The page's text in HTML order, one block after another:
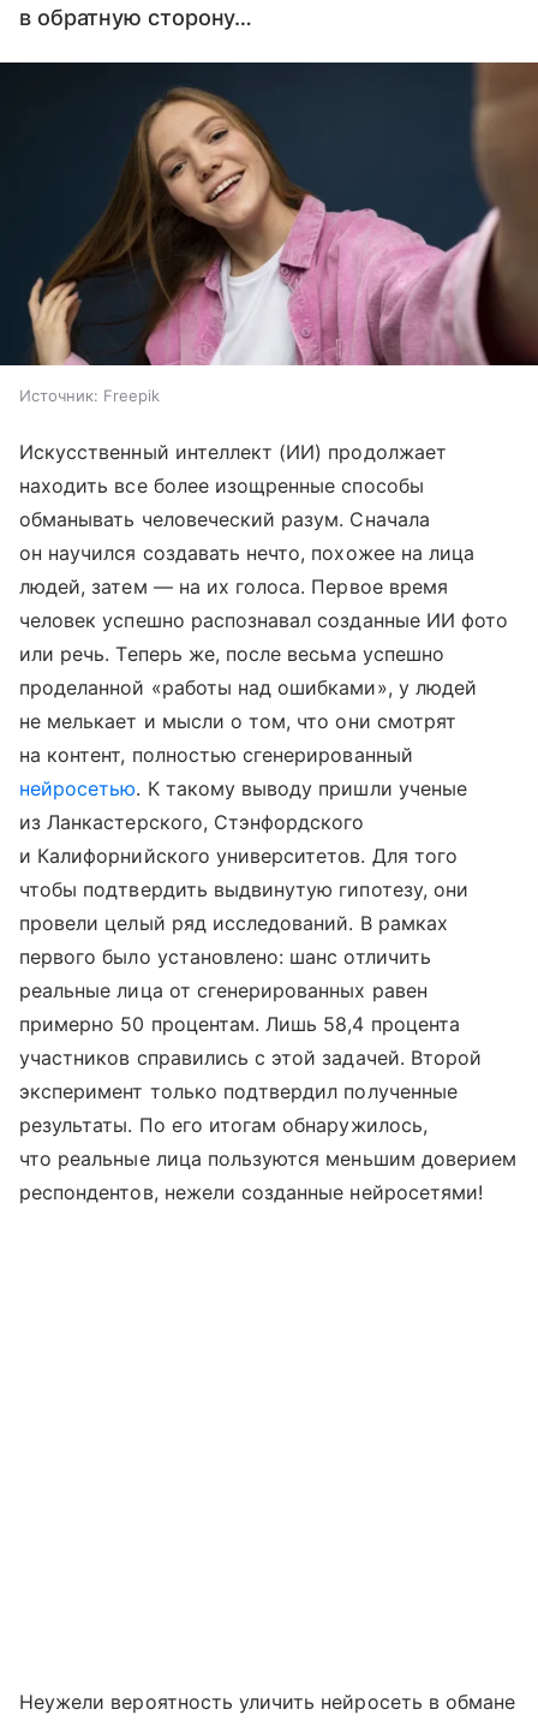
в обратную сторону…
Источник: Freepik
Искусственный интеллект (ИИ) продолжает
находить все более изощренные способы
обманывать человеческий разум. Сначала
он научился создавать нечто, похожее на лица
людей, затем — на их голоса. Первое время
человек успешно распознавал созданные ИИ фото
или речь. Теперь же, после весьма успешно
проделанной «работы над ошибками», у людей
не мелькает и мысли о том, что они смотрят
на контент, полностью сгенерированный
нейросетью. К такому выводу пришли ученые
из Ланкастерского, Стэнфордского
и Калифорнийского университетов. Для того
чтобы подтвердить выдвинутую гипотезу, они
провели целый ряд исследований. В рамках
первого было установлено: шанс отличить
реальные лица от сгенерированных равен
примерно 50 процентам. Лишь 58,4 процента
участников справились с этой задачей. Второй
эксперимент только подтвердил полученные
результаты. По его итогам обнаружилось,
что реальные лица пользуются меньшим доверием
респондентов, нежели созданные нейросетями!
Неужели вероятность уличить нейросеть в обмане